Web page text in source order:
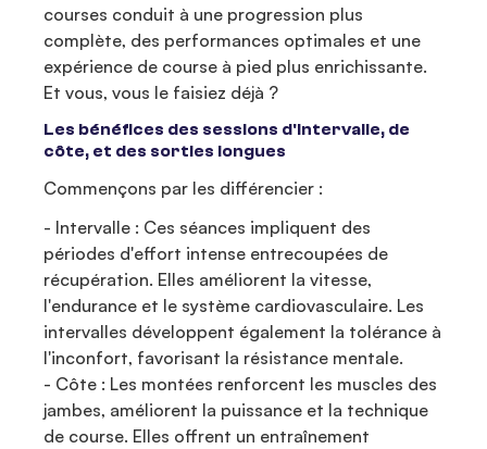
courses conduit à une progression plus
complète, des performances optimales et une
expérience de course à pied plus enrichissante.
Et vous, vous le faisiez déjà ?
Les bénéfices des sessions d'intervalle, de
côte, et des sorties longues
Commençons par les différencier :
- Intervalle : Ces séances impliquent des
périodes d'effort intense entrecoupées de
récupération. Elles améliorent la vitesse,
l'endurance et le système cardiovasculaire. Les
intervalles développent également la tolérance à
l'inconfort, favorisant la résistance mentale.
- Côte : Les montées renforcent les muscles des
jambes, améliorent la puissance et la technique
de course. Elles offrent un entraînement